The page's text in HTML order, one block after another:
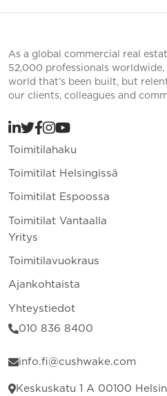
As a global commercial real
52,000 professionals
world that’s been built, but
our clients, colleagues and
Toimitilahaku
Toimitilat Helsingissä
Toimitilat Espoossa
Toimitilat Vantaalla
Yritys
Toimitilavuokraus
Ajankohtaista
Yhteystiedot
010 836 8400
info.fi@cushwake.com
Keskuskatu 1 A 00100